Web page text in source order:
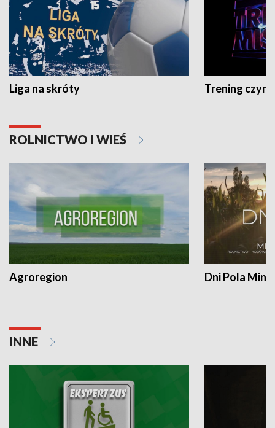
Liga na skróty Trening czyni
ROLNICTWO I WIEŚ
Agroregion Dni Pola
INNE